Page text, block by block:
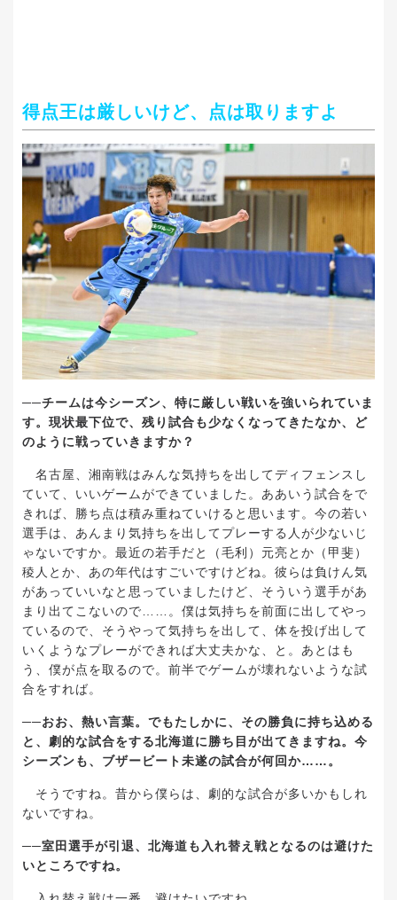
得点王は厳しいけど、点は取りますよ
──チームは今シーズン、特に厳しい戦いを強いられていま
す。現状最下位で、残り試合も少なくなってきたなか、ど
のように戦っていきますか？
名古屋、湘南戦はみんな気持ちを出してディフェンスし
ていて、いいゲームができていました。ああいう試合をで
きれば、勝ち点は積み重ねていけると思います。今の若い
選手は、あんまり気持ちを出してプレーする人が少ないじ
ゃないですか。最近の若手だと（毛利）元亮とか（甲斐）
稜人とか、あの年代はすごいですけどね。彼らは負けん気
があっていいなと思っていましたけど、そういう選手があ
まり出てこないので
。僕は気持ちを前面に出してやっ
ているので、そうやって気持ちを出して、体を投げ出して
いくようなプレーができれば大丈夫かな、と。あとはも
う、僕が点を取るので。前半でゲームが壊れないような試
合をすれば。
──おお、熱い言葉。でもたしかに、その勝負に持ち込める
と、劇的な試合をする北海道に勝ち目が出てきますね。今
シーズンも、ブザービート未遂の試合が何回か……。
そうですね。昔から僕らは、劇的な試合が多いかもしれ
ないですね。
──室田選手が引退、北海道も入れ替え戦となるのは避けた
いところですね。